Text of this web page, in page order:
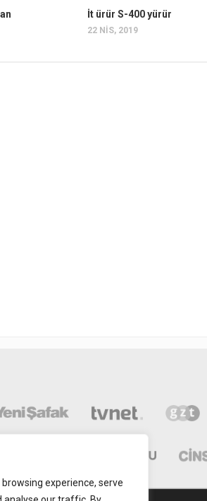
experience, serve
İt ürür S-400 yürür
22 NIS, 2019